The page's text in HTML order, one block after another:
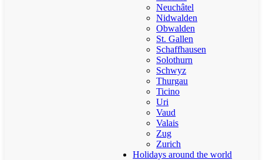
Neuchâtel
Nidwalden
Obwalden
St. Gallen
Schaffhausen
Solothurn
Schwyz
Thurgau
Ticino
Uri
Vaud
Valais
Zug
Zurich
Holidays around the world